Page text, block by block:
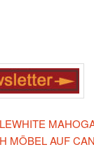
MÖBEL AUF